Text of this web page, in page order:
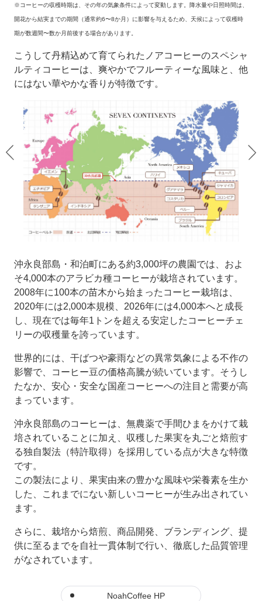
※コーヒーの収穫時期は、その年の気象条件によって変動します。降水量や日照時間は、
開花から結実までの期間（通常約6〜8か月）に影響を与えるため、天候によって収穫時
期が数週間〜数か月前後する場合があります。
こうして丹精込めて育てられたノアコーヒーのスペシャ
ルティコーヒーは、爽やかでフルーティーな風味と、他
にはない華やかな香りが特徴です。
沖永良部島・和泊町にある約3,000坪の農園では、およ
そ4,000本のアラビカ種コーヒーが栽培されています。
2008年に100本の苗木から始まったコーヒー栽培は、
2020年には2,000本規模、2026年には4,000本へと成長
し、現在では毎年1トンを超える安定したコーヒーチェ
リーの収穫量を誇っています。
世界的には、干ばつや豪雨などの異常気象による不作の
影響で、コーヒー豆の価格高騰が続いています。そうし
たなか、安心・安全な国産コーヒーへの注目と需要が高
まっています。
沖永良部島のコーヒーは、無農薬で手間ひまをかけて栽
培されていることに加え、収穫した果実を丸ごと焙煎す
る独自製法（特許取得）を採用している点が大きな特徴
です。
この製法により、果実由来の豊かな風味や栄養素を生か
した、これまでにない新しいコーヒーが生み出されてい
ます。
さらに、栽培から焙煎、商品開発、ブランディング、提
供に至るまでを自社一貫体制で行い、徹底した品質管理
がなされています。
NoahCoffee HP